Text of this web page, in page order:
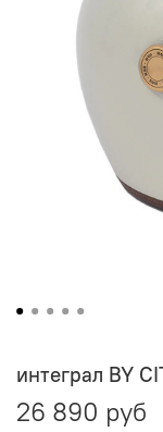
интеграл BY
26 890 руб